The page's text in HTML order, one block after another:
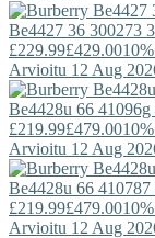
Be4427 36 300273
£229.99£429.00
Arvioitu 12 Aug
Be4428u 66
£219.99£479.00
Arvioitu 12 Aug
Be4428u 66
£219.99£479.00
Arvioitu 12 Aug